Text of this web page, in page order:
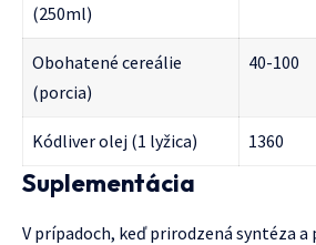
(250ml)
Obohatené cereálie
(porcia)
40-100
Kódliver olej (1 lyžica) 1360
Suplementácia
V prípadoch, keď prirodzená syntéza